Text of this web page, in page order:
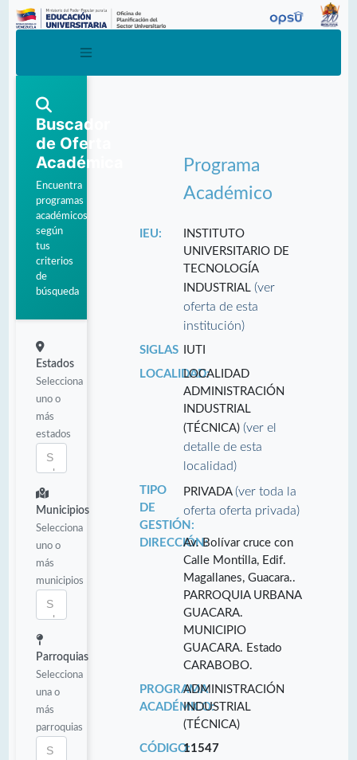
Buscador
de Oferta
Académica
Encuentra
programas
académicos
según
tus
criterios
de
búsqueda
Estados
Selecciona
uno o
más
estados
Municipios
Selecciona
uno o
más
municipios
Parroquias
Selecciona
una o
más
parroquias
Programa
Académico
IEU:
INSTITUTO
UNIVERSITARIO DE
TECNOLOGÍA
INDUSTRIAL(ver
oferta de esta
institución)
SIGLAS
IUTI
LOCALIDAD:LOCALIDAD
ADMINISTRACIÓN
INDUSTRIAL
(TÉCNICA)(ver el
detalle de esta
localidad)
TIPO
DE
GESTIÓN:
PRIVADA(ver toda la
oferta oferta privada)
DIRECCIÓN:Av. Bolívar cruce con
Calle Montilla, Edif.
Magallanes, Guacara..
PARROQUIA URBANA
GUACARA.
MUNICIPIO
GUACARA. Estado
CARABOBO.
PROGRAMA
ACADÉMICO:
ADMINISTRACIÓN
INDUSTRIAL
(TÉCNICA)
CÓDIGO:11547